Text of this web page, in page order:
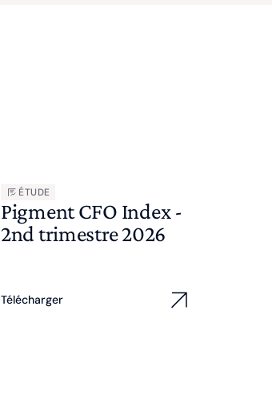
ÉTUDE
Pigment CFO Index -
2nd trimestre 2026
Télécharger